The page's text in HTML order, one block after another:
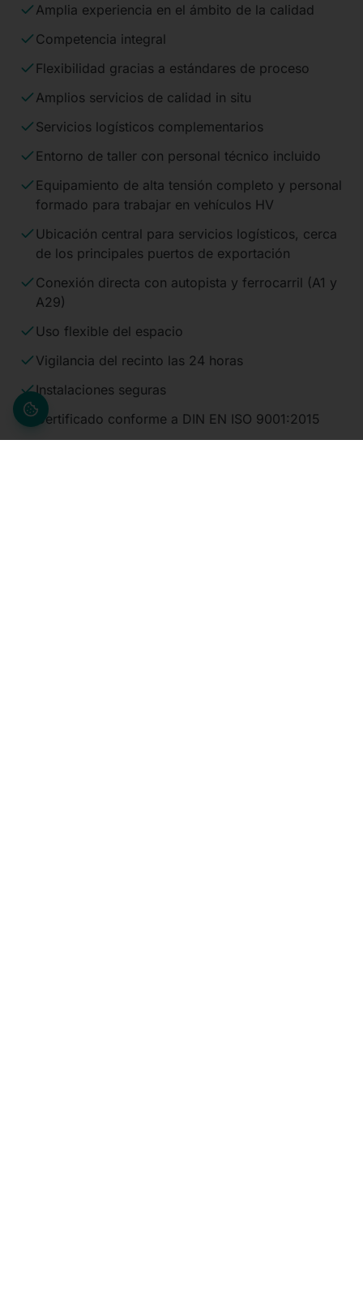
Amplia experiencia en el ámbito de la calidad
Competencia integral
Flexibilidad gracias a estándares de proceso
Amplios servicios de calidad in situ
Servicios logísticos complementarios
Entorno de taller con personal técnico incluido
Equipamiento de alta tensión completo y personal
formado para trabajar en vehículos HV
Ubicación central para servicios logísticos, cerca
de los principales puertos de exportación
Conexión directa con autopista y ferrocarril (A1 y
A29)
Uso flexible del espacio
Vigilancia del recinto las 24 horas
Instalaciones seguras
Certificado conforme a DIN EN ISO 9001:2015